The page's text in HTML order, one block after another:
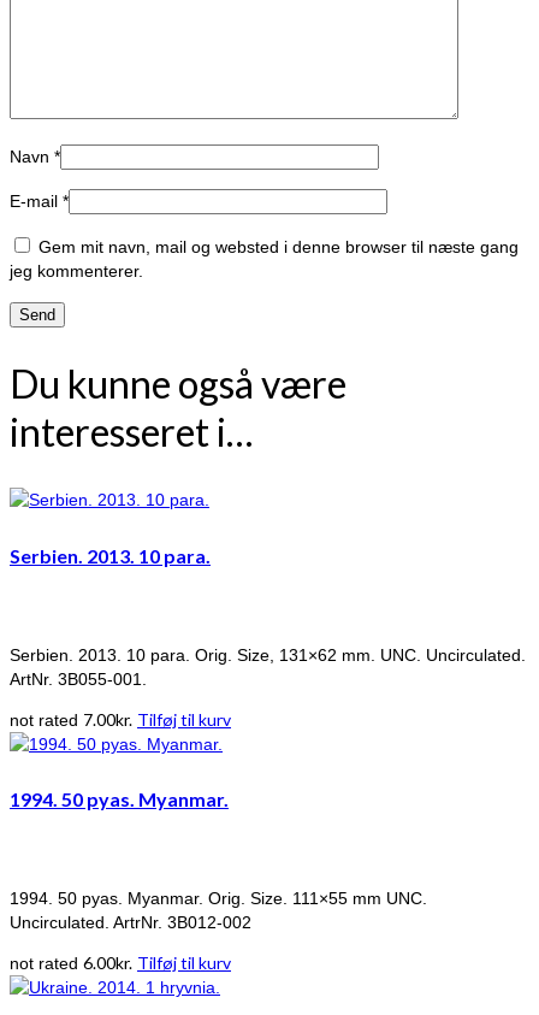
Navn *
E-mail *
Gem mit navn, mail og websted i denne browser til næste gang
jeg kommenterer.
Du kunne også være
interesseret i…
Serbien. 2013. 10 para.
Serbien. 2013. 10 para. Orig. Size, 131×62 mm. UNC. Uncirculated.
ArtNr. 3B055-001.
not rated 7.00kr. Tilføj til kurv
1994. 50 pyas. Myanmar.
1994. 50 pyas. Myanmar. Orig. Size. 111×55 mm UNC.
Uncirculated. ArtrNr. 3B012-002
not rated 6.00kr. Tilføj til kurv